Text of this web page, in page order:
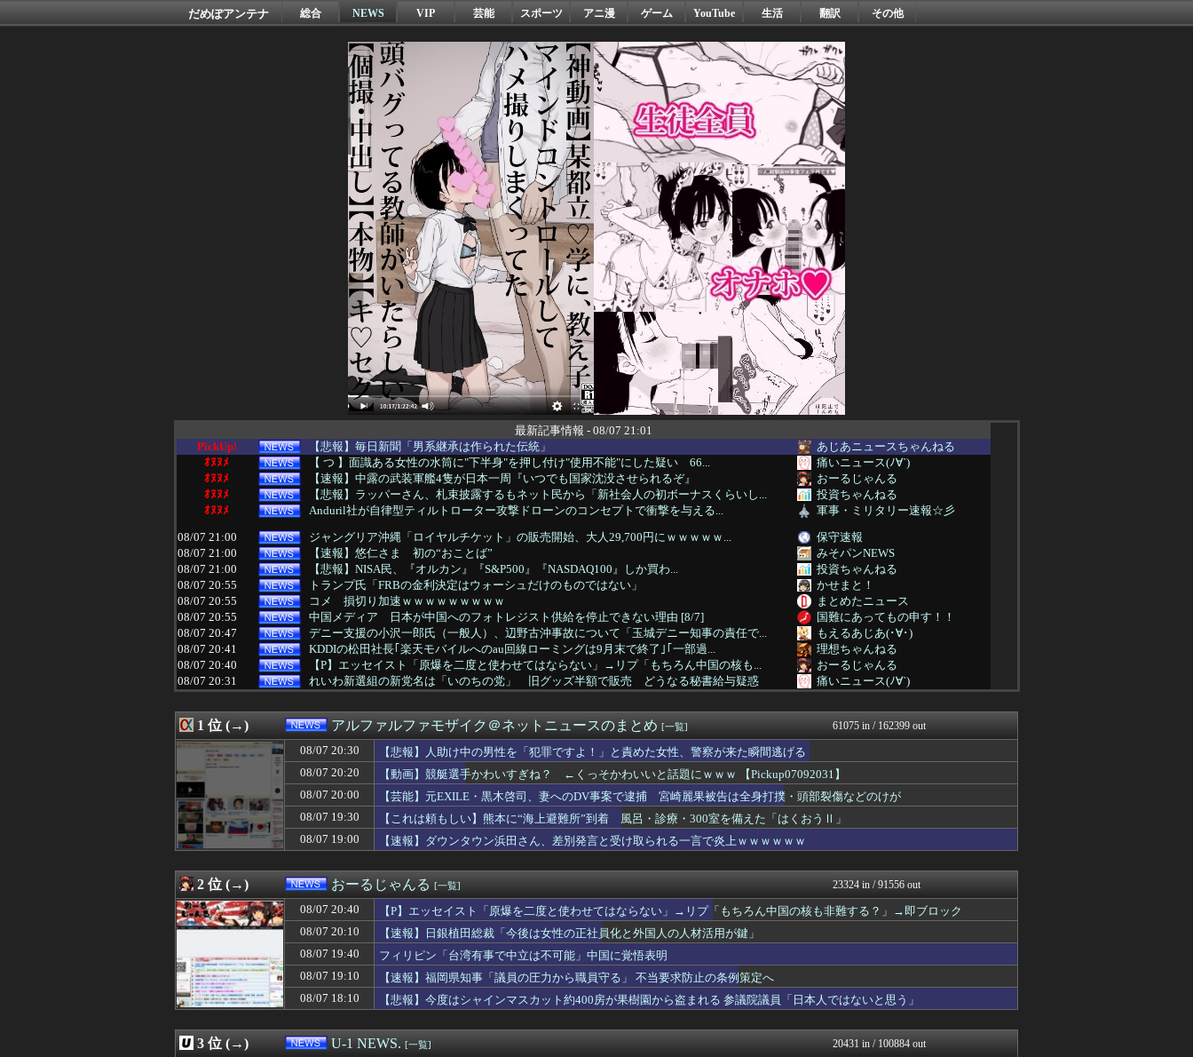
だめぽアンテナ 総合 NEWS VIP 芸能 スポーツ アニ漫 ゲーム YouTube 生活 翻訳 その他
最新記事情報 - 08/07 21:01
PickUp!
【悲報】毎日新聞「男系継承は作られた伝統」
あじあニュースちゃんねる
ｵﾇﾇﾒ
【 つ 】面識ある女性の水筒に"下半身"を押し付け"使用不能"にした疑い 66...
痛いニュース(ﾉ∀`)
ｵﾇﾇﾒ
【速報】中露の武装軍艦4隻が日本一周『いつでも国家沈没させられるぞ』
おーるじゃんる
ｵﾇﾇﾒ
【悲報】ラッパーさん、札束披露するもネット民から「新社会人の初ボーナスくらいし...
投資ちゃんねる
ｵﾇﾇﾒ
Anduril社が自律型ティルトローター攻撃ドローンのコンセプトで衝撃を与える...
軍事・ミリタリー速報☆彡
08/07 21:00
ジャングリア沖縄「ロイヤルチケット」の販売開始、大人29,700円にｗｗｗｗｗ...
保守速報
08/07 21:00
【速報】悠仁さま 初の“おことば”
みそパンNEWS
08/07 21:00
【悲報】NISA民、『オルカン』『S&P500』『NASDAQ100』しか買わ...
投資ちゃんねる
08/07 20:55
トランプ氏「FRBの金利決定はウォーシュだけのものではない」
かせまと！
08/07 20:55
コメ 損切り加速ｗｗｗｗｗｗｗｗｗ
まとめたニュース
08/07 20:55
中国メディア 日本が中国へのフォトレジスト供給を停止できない理由 [8/7]
国難にあってもの申す！！
08/07 20:47
デニー支援の小沢一郎氏（一般人）、辺野古沖事故について「玉城デニー知事の責任で...
もえるあじあ(･∀･)
08/07 20:41
KDDIの松田社長｢楽天モバイルへのau回線ローミングは9月末で終了｣｢一部過...
理想ちゃんねる
08/07 20:40
【P】エッセイスト「原爆を二度と使わせてはならない」→リプ「もちろん中国の核も...
おーるじゃんる
08/07 20:31
れいわ新選組の新党名は「いのちの党」 旧グッズ半額で販売 どうなる秘書給与疑惑
痛いニュース(ﾉ∀`)
08/07 20:30
元れいわ新選組代表・山本太郎さん、現在の様子がこちらｗｗｗｗｗ
オレ的ゲーム速報＠刃
08/07 20:29
日経平均2013「1万円です」日経平均2026「6万円です」←これは年収爆上が...
かせまと！
08/07 20:29
経済崩壊の中国・広東省の工場にて経営者が従業員に半年以上給料未払いした挙句高飛...
08/07 20:20
【動画】競艇選手かわいすぎね？ ←くっそかわいいと話題にｗｗｗ 【Pickup...
アルファルファモザイク＠ネ...
08/07 20:20
「14歳の少年に挿入を…」性器に火をつけ脅迫、少女達はモップで…657人が死亡...
キムチ速報
08/07 20:12
【悲報】カズレーザー、車の任意保険にブチギレてしまう！！！！！！
NEWSまとめもりー｜2c...
08/07 20:12
電動キックボード初めて乗ったんだけど
かせまと！
08/07 20:10
【速報】日銀植田総裁「今後は女性の正社員化と外国人の人材活用が鍵」
おーるじゃんる
08/07 20:09
小沢一郎氏、デニー氏の沖縄知事選支援を表明。デニー氏を支援しない中革連を批判
08/07 20:08
【悲報】極左活動家、平和記念公園で「座り込んで闘う！」と意気込むも… → 警察...
政経ワロスまとめニュース♪
08/07 20:05
【悲報】Googleのエンジニア「AIで仕事がつまらなくなった」
ニュース30over
08/07 20:05
【悲報】ロシア、じわじわと逝き始める
大艦巨砲主義！
08/07 20:05
ワイルドベリーズ経営陣、倉庫の商品を持ち出し「ドローン攻撃で焼失した」として処...
軍事・ミリタリー速報☆彡
14万のクレカの支払いがあるのに給料13万しかなくて詰んでる
ぺこぱ松蔭寺「みんな右とか左とか拘りすぎ。思想関係なく応援しようよ」
08/07 20:02
職員がバスローブ姿でオンライン会見に 秋田県「会見の対応に問題があった」
痛いニュース(ﾉ∀`)
08/07 20:00
食品消費税1％へ歴史的減税 高市首相“ごり押し”策に「独裁だ」自民党内で不満く...
常識的に考えた
08/07 20:00
有名配信者さん、ジャングリア沖縄を酷評「ほんとーにおもんない！カス！」→炎上→...
オレ的ゲーム速報＠刃
08/07 20:00
【悲報】町のお弁当屋さん「申し訳ないが消費税1%になったらその分商品代を値上げ...
投資ちゃんねる
08/07 20:00
れいわ新選組の新党名は「いのちの党」 旧グッズ半額で販売 どうなる秘書給与疑惑
黒マッチョニュース
1 位 (→) アルファルファモザイク＠ネットニュースのまとめ [一覧] 61075 in / 162399 out
08/07 20:30
【悲報】人助け中の男性を「犯罪ですよ！」と責めた女性、警察が来た瞬間逃げる
08/07 20:20
【動画】競艇選手かわいすぎね？ ←くっそかわいいと話題にｗｗｗ 【Pickup07092031】
08/07 20:00
【芸能】元EXILE・黒木啓司、妻へのDV事案で逮捕 宮崎麗果被告は全身打撲・頭部裂傷などのけが
08/07 19:30
【これは頼もしい】熊本に“海上避難所”到着 風呂・診療・300室を備えた「はくおうⅡ」
08/07 19:00
【速報】ダウンタウン浜田さん、差別発言と受け取られる一言で炎上ｗｗｗｗｗｗ
2 位 (→) おーるじゃんる [一覧] 23324 in / 91556 out
08/07 20:40
【P】エッセイスト「原爆を二度と使わせてはならない」→リプ「もちろん中国の核も非難する？」→即ブロック
08/07 20:10
【速報】日銀植田総裁「今後は女性の正社員化と外国人の人材活用が鍵」
08/07 19:40
フィリピン「台湾有事で中立は不可能」中国に覚悟表明
08/07 19:10
【速報】福岡県知事「議員の圧力から職員守る」 不当要求防止の条例策定へ
08/07 18:10
【悲報】今度はシャインマスカット約400房が果樹園から盗まれる 参議院議員「日本人ではないと思う」
3 位 (→) U-1 NEWS. [一覧] 20431 in / 100884 out